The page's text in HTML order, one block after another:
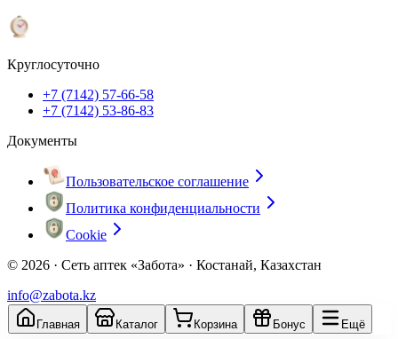
Круглосуточно
+7 (7142) 57-66-58
+7 (7142) 53-86-83
Документы
Пользовательское соглашение
Политика конфиденциальности
Cookie
© 2026 · Сеть аптек «Забота» · Костанай, Казахстан
info@zabota.kz
Главная Каталог Корзина Бонус Ещё